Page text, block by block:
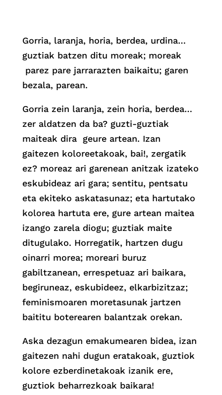
Gorria, laranja, horia, berdea, urdina…
guztiak batzen ditu moreak; moreak
parez pare jarrarazten baikaitu; garen
bezala, parean.
Gorria zein laranja, zein horia, berdea…
zer aldatzen da ba? guzti-guztiak
maiteak dira geure artean. Izan
gaitezen koloreetakoak, bai!, zergatik
ez? moreaz ari garenean anitzak izateko
eskubideaz ari gara; sentitu, pentsatu
eta ekiteko askatasunaz; eta hartutako
kolorea hartuta ere, gure artean maitea
izango zarela diogu; guztiak maite
ditugulako. Horregatik, hartzen dugu
oinarri morea; moreari buruz
gabiltzanean, errespetuaz ari baikara,
begiruneaz, eskubideez, elkarbizitzaz;
feminismoaren moretasunak jartzen
baititu boterearen balantzak orekan.
Aska dezagun emakumearen bidea, izan
gaitezen nahi dugun eratakoak, guztiok
kolore ezberdinetakoak izanik ere,
guztiok beharrezkoak baikara!